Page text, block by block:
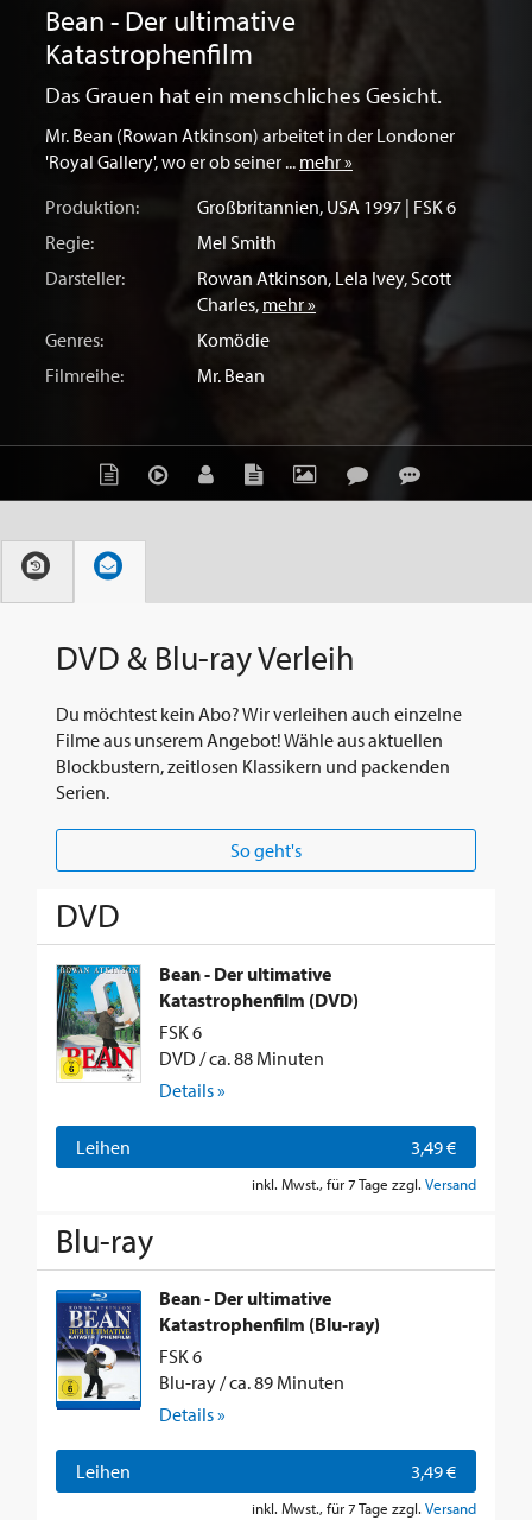
Bean - Der ultimative
Katastrophenfilm
Das Grauen hat ein menschliches Gesicht.
Mr. Bean (Rowan Atkinson) arbeitet in der Londoner
'Royal Gallery', wo er ob seiner ... mehr »
Produktion:
Großbritannien, USA 1997 | FSK 6
Regie:
Mel Smith
Darsteller:
Rowan Atkinson, Lela Ivey, Scott
Charles, mehr »
Genres:
Komödie
Filmreihe:
Mr. Bean
DVD & Blu-ray Verleih
Du möchtest kein Abo? Wir verleihen auch einzelne
Filme aus unserem Angebot! Wähle aus aktuellen
Blockbustern, zeitlosen Klassikern und packenden
Serien.
So geht's
DVD
Bean - Der ultimative
Katastrophenfilm (DVD)
FSK 6
DVD / ca. 88 Minuten
Details »
Leihen 3,49 €
inkl. Mwst., für 7 Tage zzgl. Versand
Blu-ray
Bean - Der ultimative
Katastrophenfilm (Blu-ray)
FSK 6
Blu-ray / ca. 89 Minuten
Details »
Leihen 3,49 €
inkl. Mwst., für 7 Tage zzgl. Versand